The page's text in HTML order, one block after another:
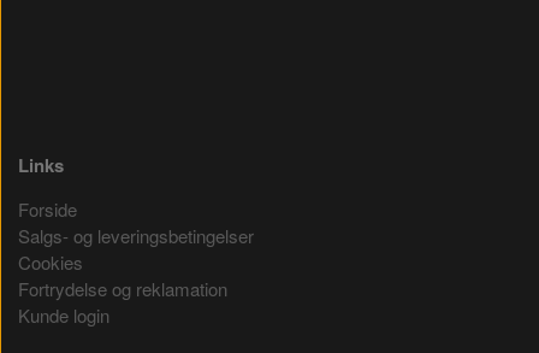
Links
Forside
Salgs- og leveringsbetingelser
Cookies
Fortrydelse og reklamation
Kunde login